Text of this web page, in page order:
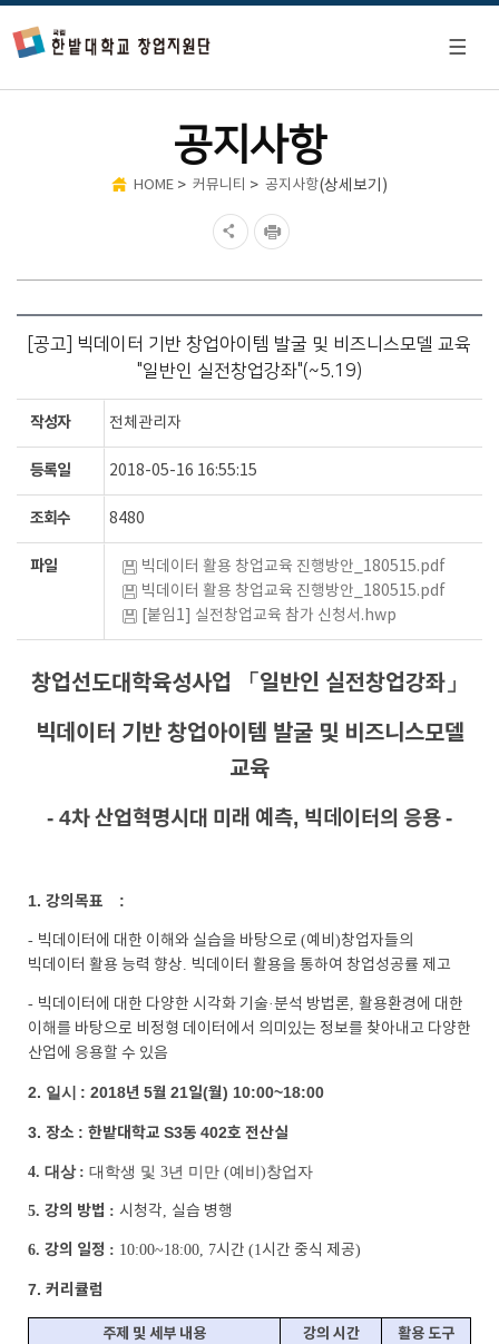
공지사항
HOME > 커뮤니티 > 공지사항(상세보기)
[공고] 빅데이터 기반 창업아이템 발굴 및 비즈니스모델 교육
"일반인 실전창업강좌"(~5.19)
작성자 전체관리자
등록일 2018-05-16 16:55:15
조회수 8480
파일
빅데이터 활용 창업교육 진행방안_180515.pdf
빅데이터 활용 창업교육 진행방안_180515.pdf
[붙임1] 실전창업교육 참가 신청서.hwp
창업선도대학육성사업 「 일반인 실전창업강좌」
빅데이터 기반 창업아이템 발굴 및 비즈니스모델
교육
- 4차 산업혁명시대 미래 예측, 빅데이터의 응용-
1. 강의목표 :
- 빅데이터에 대한 이해와 실습을 바탕으로 (예비 )창업자들의
빅데이터 활용 능력 향상. 빅데이터 활용을 통하여 창업성공률 제고
- 빅데이터에 대한 다양한 시각화 기술·분석 방법론, 활용환경에 대한
이해를 바탕으로 비정형 데이터에서 의미있는 정보를 찾아내고 다양한
산업에 응용할 수 있음
2. 일시 : 2018년 5월 21일(월) 10:00~18:00
3. 장소 : 한밭대학교 S3동 402호 전산실
4. 대상 : 대학생 및 3년 미만 (예비)창업자
5. 강의 방법 : 시청각, 실습 병행
6. 강의 일정 : 10:00~18:00, 7시간 (1시간 중식 제공)
7. 커리큘럼
주제 및 세부 내용 강의 시간 활용 도구